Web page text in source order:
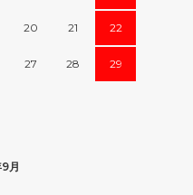
20 21 22
27 28 29
月